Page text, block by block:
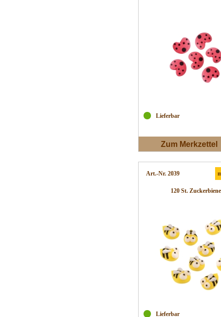
Lieferbar
Zum Merkzettel
Art.-Nr. 2039
120 St. Zuckerbiene
Lieferbar